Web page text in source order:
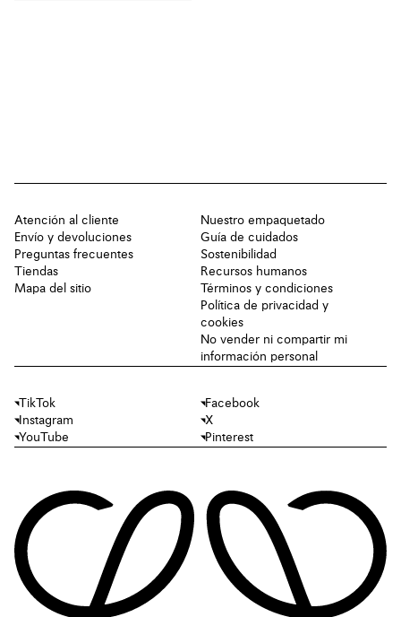
Atención al cliente
Envío y devoluciones
Preguntas frecuentes
Tiendas
Mapa del sitio
Nuestro empaquetado
Guía de cuidados
Sostenibilidad
Recursos humanos
Términos y condiciones
Política de privacidad y
cookies
No vender ni compartir mi
información personal
TikTok
Facebook
Instagram
X
YouTube
Pinterest